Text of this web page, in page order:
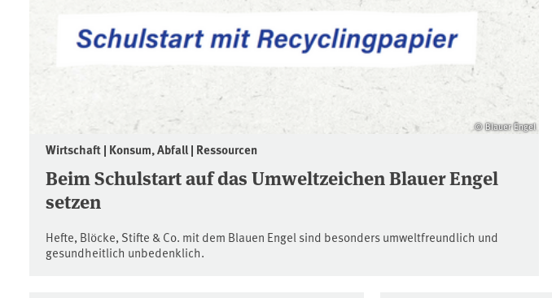
© Blauer Engel
Wirtschaft | Konsum, Abfall | Ressourcen
Beim Schulstart auf das Umweltzeichen Blauer Engel
setzen
Hefte, Blöcke, Stifte & Co. mit dem Blauen Engel sind besonders umweltfreundlich und
gesundheitlich unbedenklich.